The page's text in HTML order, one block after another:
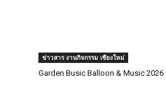
ข่าวสาร งานกิจกรรม เชียงใหม่
Garden Busic Balloon & Music 2026